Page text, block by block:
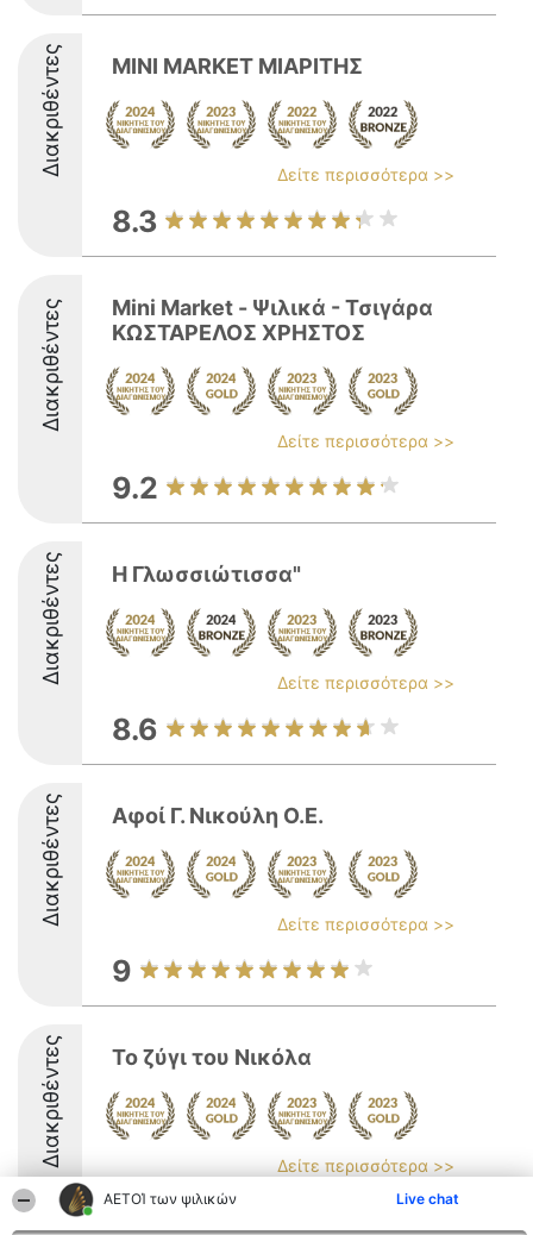
ΑΕΤΟΊ των ψιλικών Live chat
Διακριθέντες MINI MARKET ΜΙΑΡΙΤΗΣ
Δείτε περισσότερα >>
8.3
Διακριθέντες
Mini Market - Ψιλικά - Τσιγάρα
ΚΩΣΤΑΡΕΛΟΣ ΧΡΗΣΤΟΣ
Δείτε περισσότερα >>
9.2
Διακριθέντες Η Γλωσσιώτισσα"
Δείτε περισσότερα >>
8.6
Διακριθέντες Αφοί Γ. Νικούλη Ο.Ε.
Δείτε περισσότερα >>
9
Διακριθέντες Το ζύγι του Νικόλα
Δείτε περισσότερα >>
9.6